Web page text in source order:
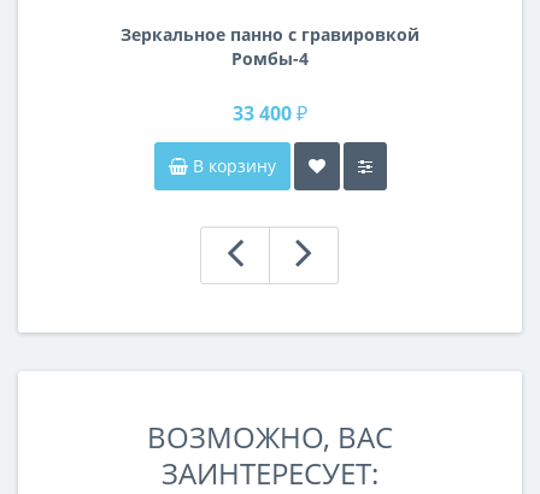
Зеркальное панно с гравировкой
Ромбы-4
33 400 ₽
В корзину
ВОЗМОЖНО, ВАС
ЗАИНТЕРЕСУЕТ: